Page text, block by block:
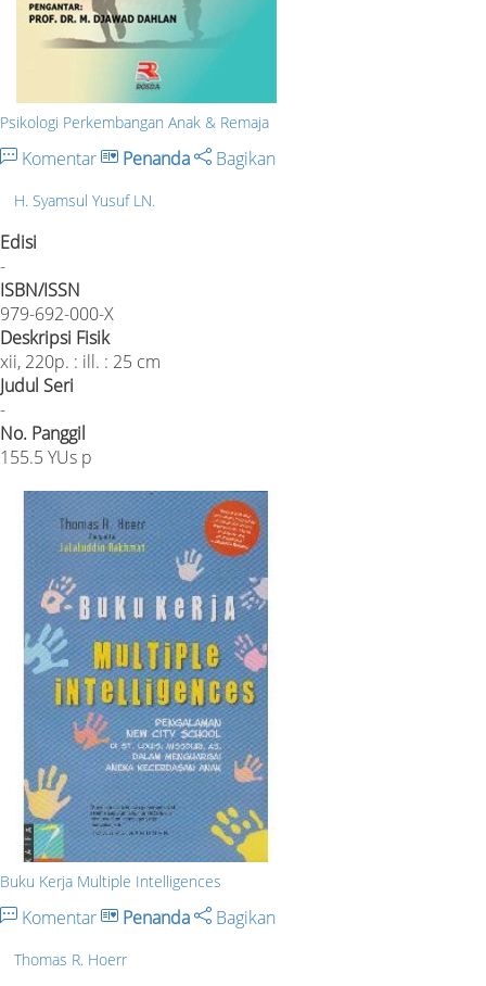
Psikologi Perkembangan Anak & Remaja
Komentar Penanda Bagikan
H. Syamsul Yusuf LN.
Edisi
-
ISBN/ISSN
979-692-000-X
Deskripsi Fisik
xii, 220p. : ill. : 25 cm
Judul Seri
-
No. Panggil
155.5 YUs p
Buku Kerja Multiple Intelligences
Komentar Penanda Bagikan
Thomas R. Hoerr